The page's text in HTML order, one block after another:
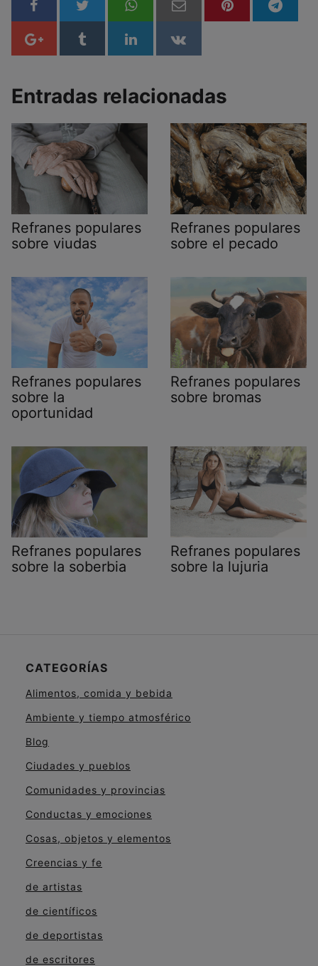
Entradas relacionadas
Refranes populares
sobre viudas
Refranes populares
sobre el pecado
Refranes populares
sobre la
oportunidad
Refranes populares
sobre bromas
Refranes populares
sobre la soberbia
Refranes populares
sobre la lujuria
CATEGORÍAS
Alimentos, comida y bebida
Ambiente y tiempo atmosférico
Blog
Ciudades y pueblos
Comunidades y provincias
Conductas y emociones
Cosas, objetos y elementos
Creencias y fe
de artistas
de científicos
de deportistas
de escritores